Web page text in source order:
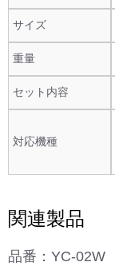
サイズ
重量
セット内容
対応機種
関連製品
品番：YC-02W